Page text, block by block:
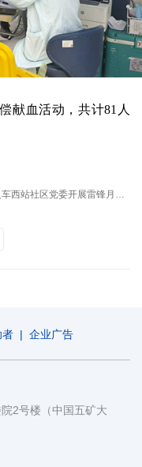
献血活动，共计81人
委开展雷锋月无偿献血公益活动
者 | 企业广告
2号楼（中国五矿大